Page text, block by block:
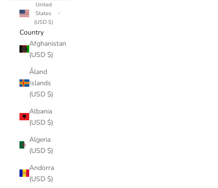
United
States
(USD $)
Country
Afghanistan
(USD $)
Åland
Islands
(USD $)
Albania
(USD $)
Algeria
(USD $)
Andorra
(USD $)